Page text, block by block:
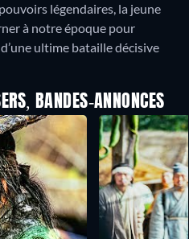
légendaires, la jeune
à notre époque pour
ultime bataille décisive
BANDES-ANNONCES